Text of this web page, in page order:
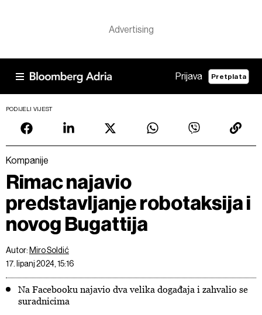
Prijava Pretplata
PODIJELI VIJEST
Kompanije
Rimac najavio
predstavljanje robotaksija i
novog Bugattija
Autor: Miro Soldić
17. lipanj 2024, 15:16
Na Facebooku najavio dva velika događaja i zahvalio se
suradnicima